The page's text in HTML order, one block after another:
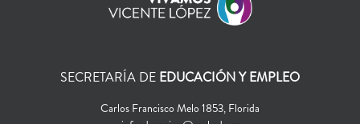
SECRETARÍA DE EDUCACIÓN Y EMPLEO
Carlos Francisco Melo 1853, Florida